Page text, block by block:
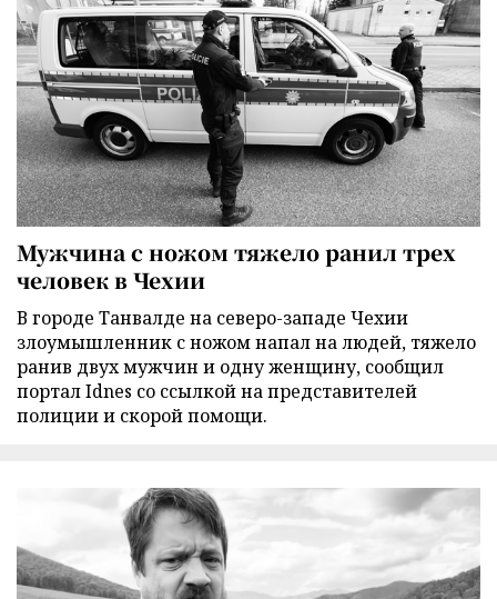
Мужчина с ножом тяжело ранил трех
человек в Чехии
В городе Танвалде на северо-западе Чехии
злоумышленник с ножом напал на людей, тяжело
ранив двух мужчин и одну женщину, сообщил
портал Idnes со ссылкой на представителей
полиции и скорой помощи.